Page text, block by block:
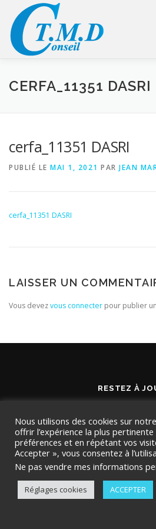
contenu
ACCUEIL CONSEILLER
LIENS UTILES DEVIS
CERFA_11351 DASRI
cerfa_11351 DASRI
PUBLIÉ LE MAI 1, 2021 PAR JEAN
cerfa_11351 DASRI
LAISSER UN
Vous devezvous connecter pour publier
RESTEZ À
Copyright © 2026 TMD Conseil
Nous utilisons des cookies sur
offrir l’expérience la plus
préférences et en répétant vos
Accepter », vous consentez à
Ne pas vendre mes informations
Réglages cookies ACCEPTER